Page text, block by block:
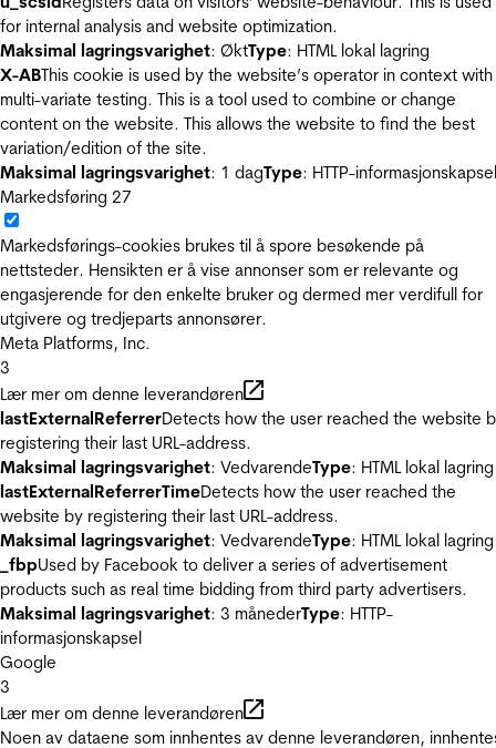
for internal analysis and website optimization.
Maksimal lagringsvarighet: ØktType: HTML lokal lagring
X-ABThis cookie is used by the website’s operator in context with
multi-variate testing. This is a tool used to combine or change
content on the website. This allows the website to find the best
variation/edition of the site.
Maksimal lagringsvarighet: 1 dagType: HTTP-informasjonskapsel
Markedsføring 27
Markedsførings-cookies brukes til å spore besøkende på
nettsteder. Hensikten er å vise annonser som er relevante og
engasjerende for den enkelte bruker og dermed mer verdifull for
utgivere og tredjeparts annonsører.
Meta Platforms, Inc.
3
Lær mer om denne leverandøren
lastExternalReferrerDetects how the user reached the website
registering their last URL-address.
Maksimal lagringsvarighet: VedvarendeType: HTML lokal lagring
lastExternalReferrerTimeDetects how the user reached the
website by registering their last URL-address.
Maksimal lagringsvarighet: VedvarendeType: HTML lokal lagring
_fbpUsed by Facebook to deliver a series of advertisement
products such as real time bidding from third party advertisers.
Maksimal lagringsvarighet: 3 månederType: HTTP-
informasjonskapsel
Google
3
Lær mer om denne leverandøren
Noen av dataene som innhentes av denne leverandøren,